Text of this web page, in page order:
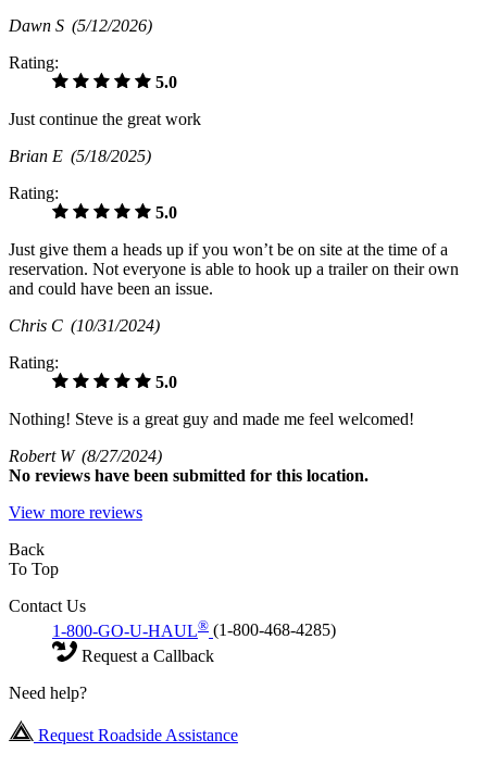
Dawn S (5/12/2026)
Rating:
5.0
Just continue the great work
Brian E (5/18/2025)
Rating:
5.0
Just give them a heads up if you won’t be on site at the time of a
reservation. Not everyone is able to hook up a trailer on their own
and could have been an issue.
Chris C (10/31/2024)
Rating:
5.0
Nothing! Steve is a great guy and made me feel welcomed!
Robert W (8/27/2024)
No reviews have been submitted for this location.
View more reviews
Back
To Top
Contact Us
1-800-GO-U-HAUL® (1-800-468-4285)
Request a Callback
Need help?
Request Roadside Assistance